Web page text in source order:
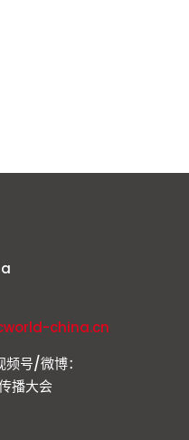
china.cn
号/微博：
播大会